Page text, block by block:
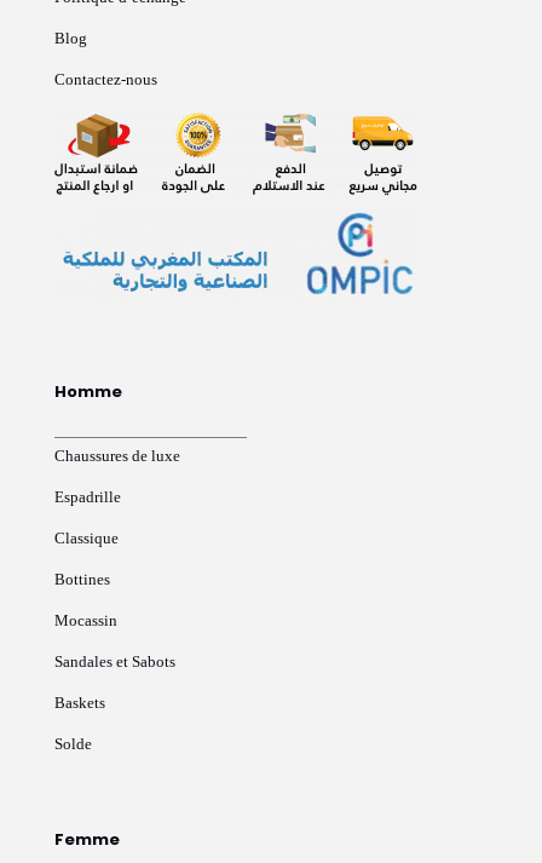
Blog
Contactez-nous
Homme
Chaussures de luxe
Espadrille
Classique
Bottines
Mocassin
Sandales et Sabots
Baskets
Solde
Femme